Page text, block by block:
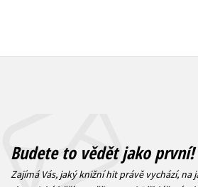
Budete to vědět jako první!
Zajímá Vás, jaký knižní hit právě vychází, na